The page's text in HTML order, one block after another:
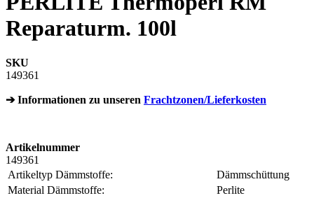
Reparaturm. 100l
SKU
149361
➔ Informationen zu unseren Frachtzonen/Lieferkosten
Artikelnummer
149361
Artikeltyp Dämmstoffe:
Dämmschüttung
Material Dämmstoffe:
Perlite